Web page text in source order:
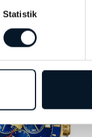
Statistik